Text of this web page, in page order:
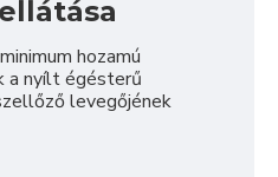
hozamú
a nyílt égésterű
levegőjének